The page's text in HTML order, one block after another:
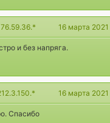
16 марта 2021
и без напряга.
16 марта 2021
Спасибо